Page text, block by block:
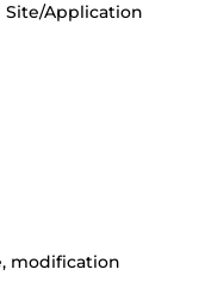
Application
modification